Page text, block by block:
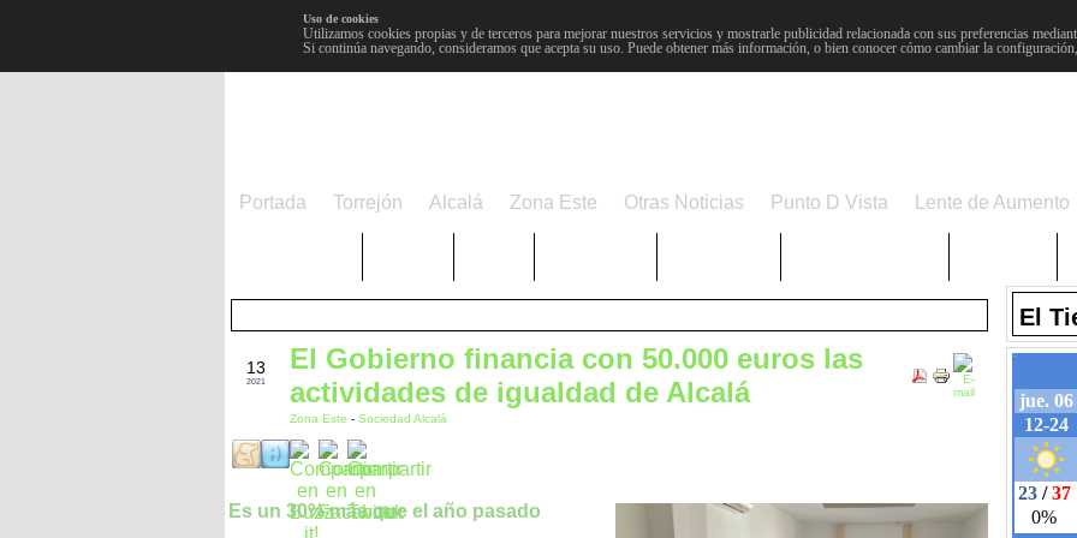
Uso de cookies
Utilizamos cookies propias y de terceros para mejorar nuestros servicios y mostrarle publicidad relacionada con sus preferencias
Si continúa navegando, consideramos que acepta su uso. Puede obtener más información, o bien conocer cómo cambiar la
Portada Torrejón Alcalá Zona Este Otras Noticias Punto D Vista Lente de Aumento
13
2021
El Gobierno financia con 50.000 euros las
actividades de igualdad de Alcalá
Zona Este - Sociedad Alcalá
Es un 30% más que el año pasado
El